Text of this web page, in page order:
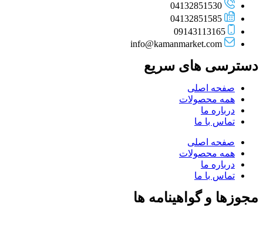
04132851530
04132851585
09143113165
info@kamanmarket.com
دسترسی های سریع
صفحه اصلی
همه محصولات
درباره ما
تماس با ما
صفحه اصلی
همه محصولات
درباره ما
تماس با ما
مجوزها و گواهینامه ها